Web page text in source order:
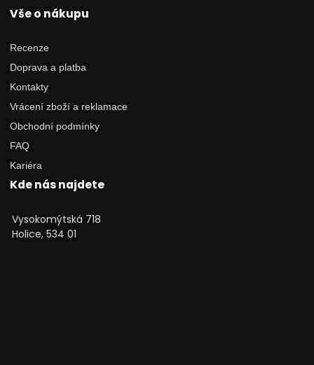
Vše o nákupu
Recenze
Doprava a platba
Kontakty
Vrácení zboží a reklamace
Obchodní podmínky
FAQ
Kariéra
Kde nás najdete
Vysokomýtská 718
Holice, 534 01